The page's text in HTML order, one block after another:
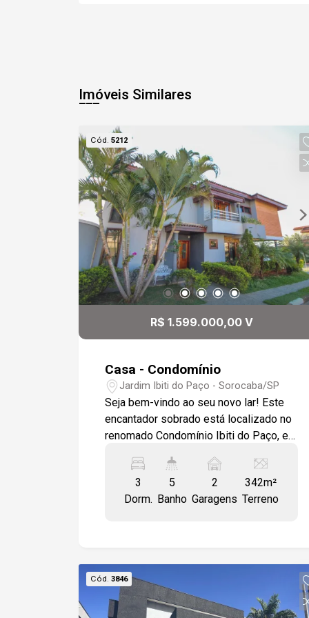
Imóveis Similares
Cód. 5212
R$ 1.599.000,00 V
Casa - Condomínio
Jardim Ibiti do Paço - Sorocaba/SP
Seja bem-vindo ao seu novo lar! Este
encantador sobrado está localizado no
renomado Condomínio Ibiti do Paço, em
único em uma das áreas mais
cobiçadas da cidade. Ao entrar na
residência, você será recebido por um
juntamente com um sofisticado bar, que
criam o ambiente ideal para receber
amigos e familiares. A cozinha, um
3
Dorm.
5
Banho
2
Garagens
342m²
Terreno
Cód. 3846